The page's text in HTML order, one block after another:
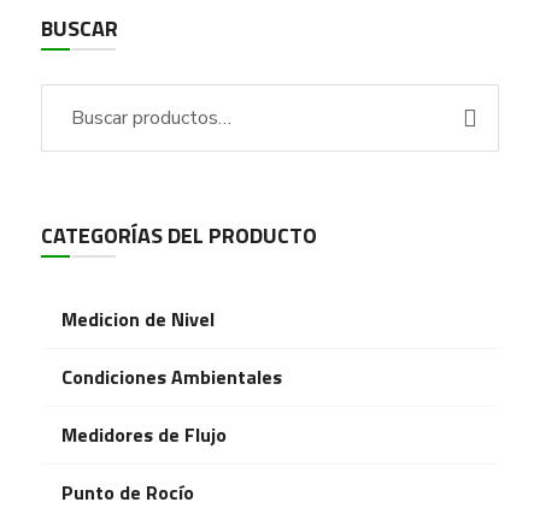
BUSCAR
CATEGORÍAS DEL PRODUCTO
Medicion de Nivel
Condiciones Ambientales
Medidores de Flujo
Punto de Rocío